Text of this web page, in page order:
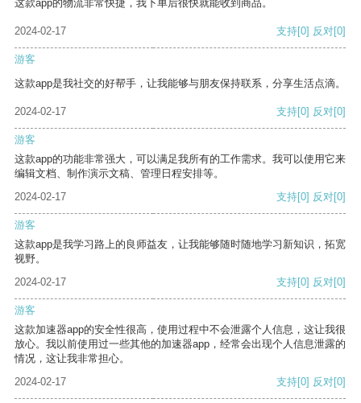
这款app的物流非常快捷，我下单后很快就能收到商品。
2024-02-17 支持[0] 反对[0]
游客
这款app是我社交的好帮手，让我能够与朋友保持联系，分享生活点滴。
2024-02-17 支持[0] 反对[0]
游客
这款app的功能非常强大，可以满足我所有的工作需求。我可以使用它来
编辑文档、制作演示文稿、管理日程安排等。
2024-02-17
支持[0] 反对[0]
游客
这款app是我学习路上的良师益友，让我能够随时随地学习新知识，拓宽
视野。
2024-02-17
支持[0] 反对[0]
游客
这款加速器app的安全性很高，使用过程中不会泄露个人信息，这让我很
放心。我以前使用过一些其他的加速器app，经常会出现个人信息泄露的
情况，这让我非常担心。
2024-02-17
支持[0] 反对[0]